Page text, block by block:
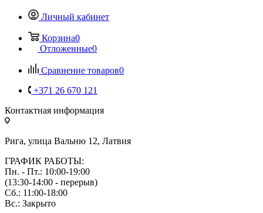
Личный кабинет
Корзина0
Отложенные0
Сравнение товаров0
+371 26 670 121
Контактная информация
Рига, улица Вальню 12, Латвия
ГРАФИК РАБОТЫ:
Пн. - Пт.: 10:00-19:00
(13:30-14:00 - перерыв)
Сб.: 11:00-18:00
Вс.: Закрыто